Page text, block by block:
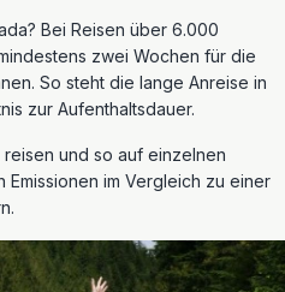
Bei Reisen über 6.000
zwei Wochen für die
So steht die lange Anreise in
zur Aufenthaltsdauer.
und so auf einzelnen
im Vergleich zu einer